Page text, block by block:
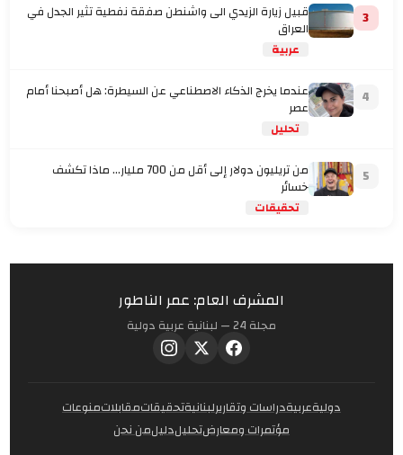
3 قبيل زيارة الزيدي الى واشنطن صفقة نفطية تثير الجدل في
العراق
عربية
4 عندما يخرج الذكاء الاصطناعي عن السيطرة: هل أصبحنا أمام
عصر
تحليل
5 من تريليون دولار إلى أقل من 700 مليار… ماذا تكشف
خسائر
تحقيقات
المشرف العام: عمر الناطور
مجلة 24 — لبنانية عربية دولية
دوليةعربيةدراسات وتقاريرلبنانيةتحقيقاتمقابلاتمنوعات
مؤتمرات ومعارضتحليلدليلمن نحن